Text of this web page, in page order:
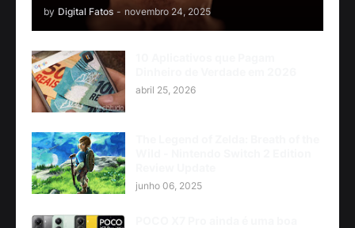
by Digital Fatos - novembro 24, 2025
abril 25, 2026
junho 06, 2025